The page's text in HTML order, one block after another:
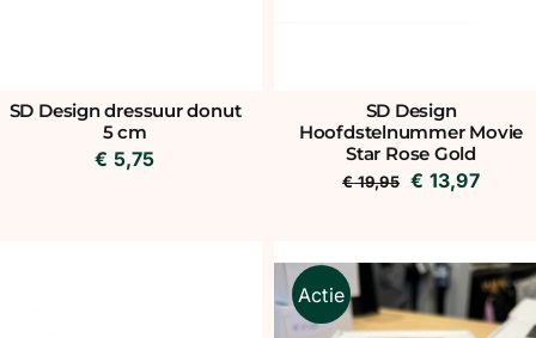
SD Design dressuur donut
5 cm
€ 5,75
SD Design
Hoofdstelnummer Movie
Star Rose Gold
€19,95
€ 19,95.
€ 13,97
€
Actie